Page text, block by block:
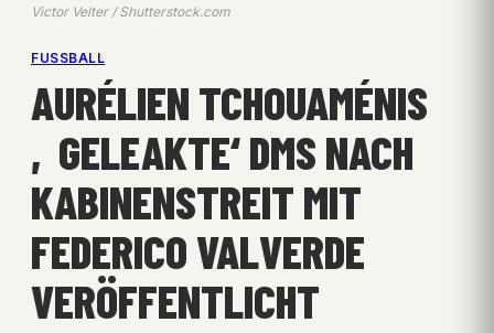
Victor Velter / Shutterstock.com
FUSSBALL
AURÉLIEN TCHOUAMÉNIS
‚GELEAKTE‘ DMS NACH
KABINENSTREIT MIT
FEDERICO VALVERDE
VERÖFFENTLICHT